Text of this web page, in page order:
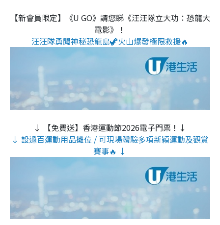
【新會員限定】《U GO》請您睇《汪汪隊立大功：恐龍大
電影》！
汪汪隊勇闖神秘恐龍島🦖火山爆發極限救援🔥
↓ 【免費送】香港運動節2026電子門票！↓
↓ 設過百運動用品攤位 / 可現場體驗多項新穎運動及觀賞
賽事🔥 ↓